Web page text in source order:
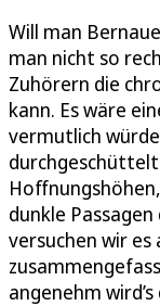
Will man
man nicht so
Zuhörern die
kann. Es wäre
vermutlich
dunkle
versuchen wir es
angenehm